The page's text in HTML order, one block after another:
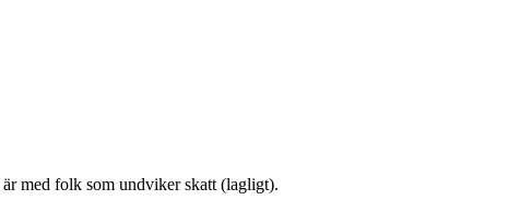
med folk som undviker skatt (lagligt).